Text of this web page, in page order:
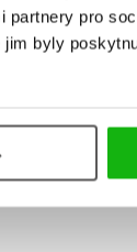
pro
byly